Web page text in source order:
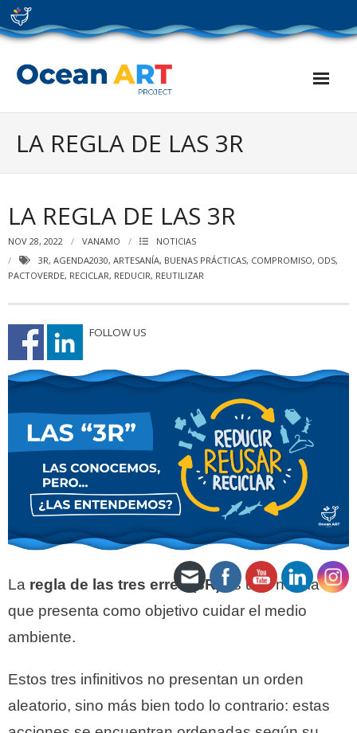
Skip
to
content
LA REGLA DE LAS 3R
LA REGLA DE LAS 3R
NOV 28, 2022 VANAMO
NOTICIAS
3R, AGENDA2030, ARTESANÍA, BUENAS PRÁCTICAS, COMPROMISO, ODS,
PACTOVERDE, RECICLAR, REDUCIR, REUTILIZAR
FOLLOW US
La regla de las tres erres (3R) es una norma
que presenta como objetivo cuidar el medio
ambiente.
Estos tres infinitivos no presentan un orden
aleatorio, sino más bien todo lo contrario: estas